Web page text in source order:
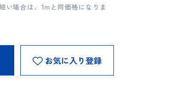
い場合は、1mと同価格になりま
お気に入り登録